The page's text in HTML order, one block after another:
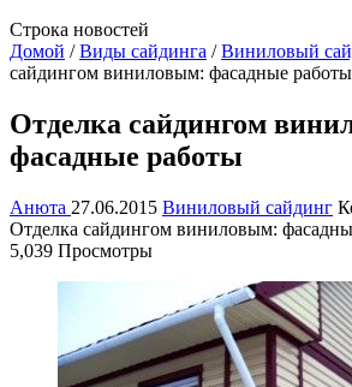
Строка новостей
Домой / Виды сайдинга / Виниловый
сайдингом виниловым: фасадные работы
Отделка сайдингом
фасадные работы
Анюта 27.06.2015 Виниловый сайдинг
Отделка сайдингом виниловым:
5,039 Просмотры